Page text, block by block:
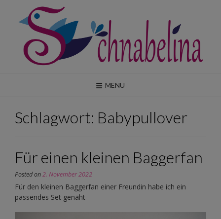
content
MENU
Schlagwort: Babypullover
Für einen kleinen Baggerfan
Posted on2. November 2022
Für den kleinen Baggerfan einer Freundin habe ich ein
passendes Set genäht